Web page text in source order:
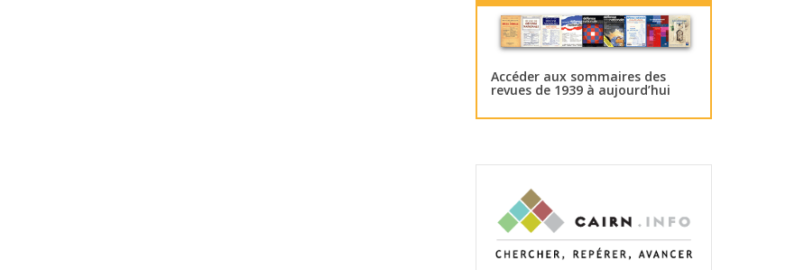
Accéder aux sommaires des
revues de 1939 à aujourd’hui